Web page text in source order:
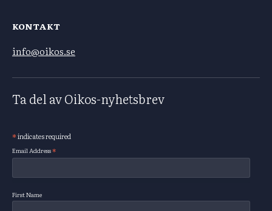
KONTAKT
info@oikos.se
Ta del av Oikos-nyhetsbrev
Subscribe
*indicates required
Email Address*
First Name